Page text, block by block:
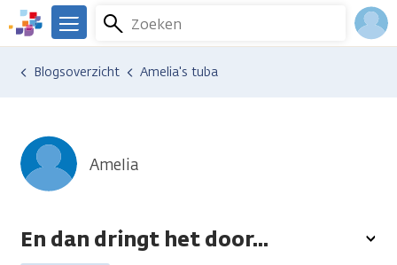
Overslaan
en
naar
We
er
Kanker.nl
Zoeken
Menu
Ervaringen van anderen
Blogsoverzicht Amelia's tuba
Amelia
En dan dringt het door...